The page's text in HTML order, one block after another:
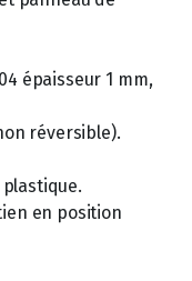
épaisseur 1 mm,
réversible).
en position